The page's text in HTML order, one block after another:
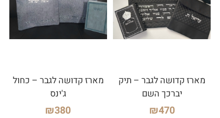
מארז קדושה לגבר – תיק
יברכך השם
₪470
מארז קדושה לגבר – כחול
ג'ינס
₪380